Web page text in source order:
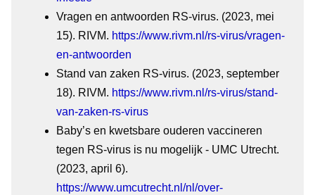
Vragen en antwoorden RS-virus. (2023, mei
15). RIVM. https://www.rivm.nl/rs-virus/vragen-
en-antwoorden
Stand van zaken RS-virus. (2023, september
18). RIVM. https://www.rivm.nl/rs-virus/stand-
van-zaken-rs-virus
Baby’s en kwetsbare ouderen vaccineren
tegen RS-virus is nu mogelijk - UMC Utrecht.
(2023, april 6).
https://www.umcutrecht.nl/nl/over-